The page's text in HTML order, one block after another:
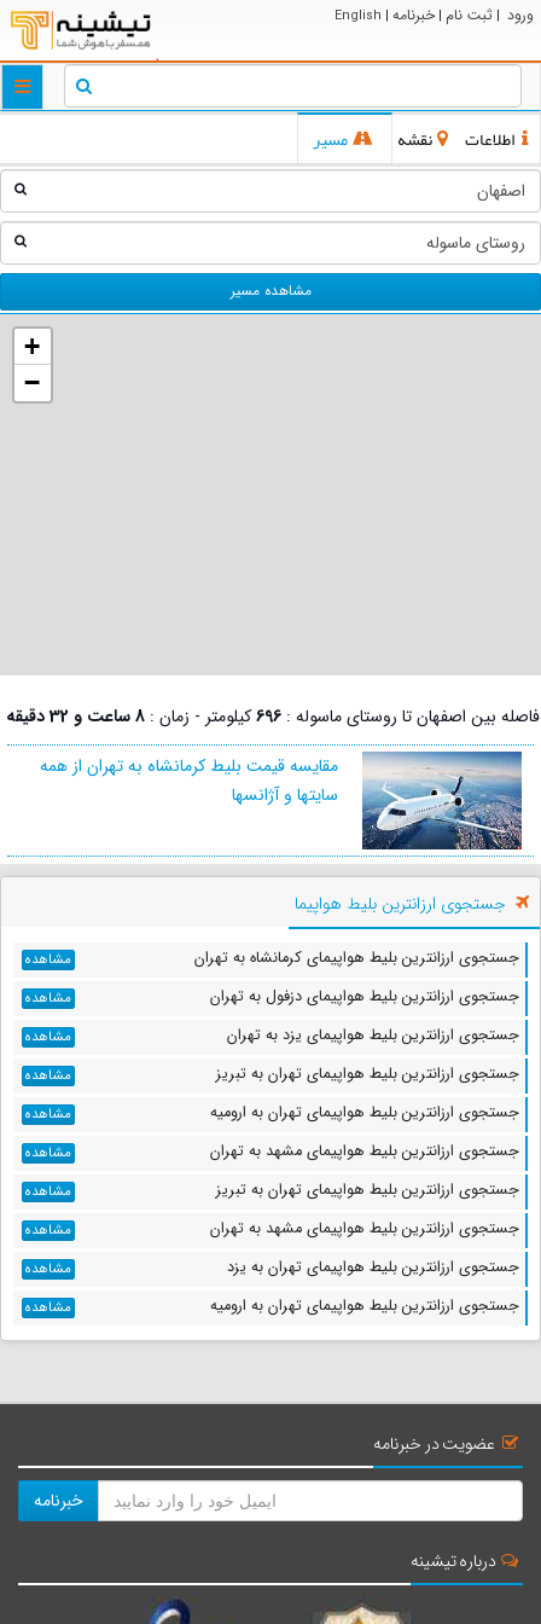
ورود | ثبت نام | خبرنامه |
English
اطلاعات نقشه مسیر
مشاهده مسیر
+
−
فاصله بین اصفهان تا روستای ماسوله : 696کیلومتر - زمان : 8 ساعت و 32 دقیقه
مقایسه قیمت بلیط کرمانشاه به تهران از همه
سایتها و آژانسها
جستجوی ارزانترین بلیط هواپیما
جستجوی ارزانترین بلیط هواپیمای کرمانشاه به تهران مشاهده
جستجوی ارزانترین بلیط هواپیمای دزفول به تهران مشاهده
جستجوی ارزانترین بلیط هواپیمای یزد به تهران مشاهده
جستجوی ارزانترین بلیط هواپیمای تهران به تبریز مشاهده
جستجوی ارزانترین بلیط هواپیمای تهران به ارومیه مشاهده
جستجوی ارزانترین بلیط هواپیمای مشهد به تهران مشاهده
جستجوی ارزانترین بلیط هواپیمای تهران به تبریز مشاهده
جستجوی ارزانترین بلیط هواپیمای مشهد به تهران مشاهده
جستجوی ارزانترین بلیط هواپیمای تهران به یزد مشاهده
جستجوی ارزانترین بلیط هواپیمای تهران به ارومیه مشاهده
عضویت در خبرنامه
خبرنامه
درباره تیشینه